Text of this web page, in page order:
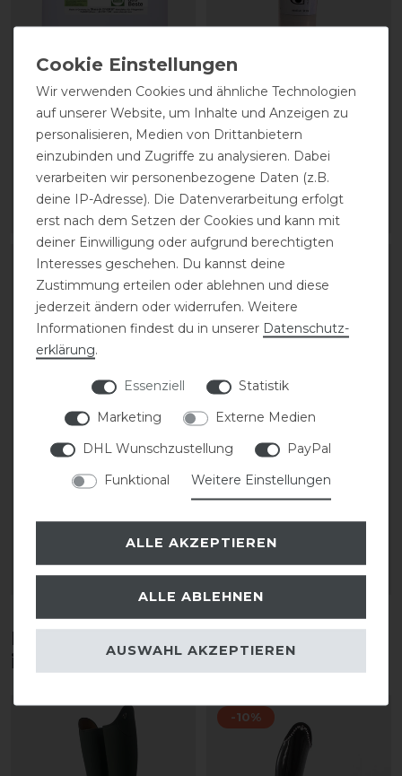
Stassek Equifix Faulpelz
Lederpflege easy-care
43,80 € *
Liter | 21,90 € / Liter
ARTIKEL MERKEN
CAVALLO Care Creme
Schuhcreme 75 ml
9,90 € *
0.075 Liter | 132,00 € / Liter
ARTIKEL MERKEN
Stassek Equifix Faulpelz
17,90 € *
| 23,87 € / Liter
ARTIKEL MERKEN
CAVALLO Care Creme
9,90 € *
0.075 Liter
ARTIKEL MERKEN
Diese Produkte könnten dich auch
interessieren
-10%
Wir verwenden Cookies und ähnliche Technologien
auf unserer Website, um Inhalte und Anzeigen zu
personalisieren, Medien von Drittanbietern
einzubinden und Zugriffe zu analysieren. Dabei
verarbeiten wir personenbezogene Daten (z.B.
deine IP-Adresse). Die Datenverarbeitung erfolgt
erst nach dem Setzen der Cookies und kann mit
deiner Einwilligung oder aufgrund berechtigten
Interesses geschehen. Du kannst deine
Zustimmung erteilen oder ablehnen und diese
jederzeit ändern oder widerrufen. Weitere
Informationen findest du in unserer Daten­schutz­
erklärung.
Essenziell
Statistik
Marketing
Externe Medien
DHL Wunschzustellung
PayPal
Funktional
Weitere Einstellungen
ALLE AKZEPTIEREN
ALLE ABLEHNEN
AUSWAHL AKZEPTIEREN